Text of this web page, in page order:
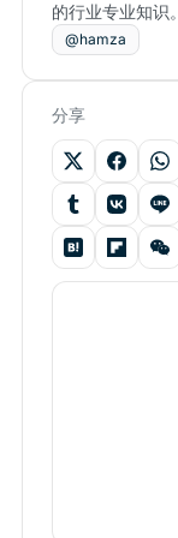
的行业专业知识。
@hamza
分享